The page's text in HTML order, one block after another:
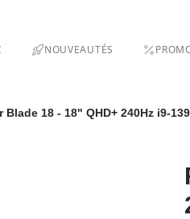
NOUVEAUTÉS
Blade 18 - 18" QHD+ 240Hz i9-